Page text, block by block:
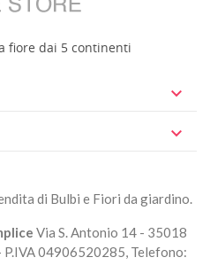
fiore dai 5 continenti


di Bulbi e Fiori da giardino.
Via S. Antonio 14 - 35018
04906520285, Telefono: